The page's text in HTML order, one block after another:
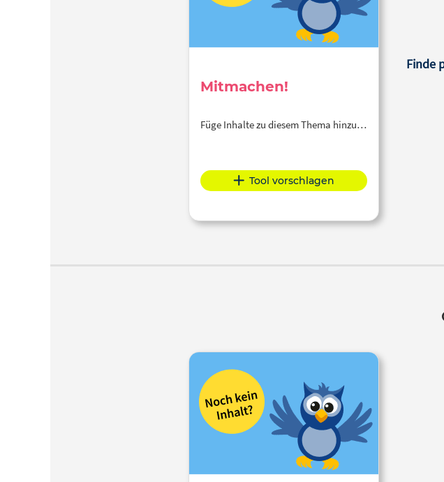
Mitmachen!
Füge Inhalte zu diesem Thema hinzu…
Tool vorschlagen
Finde